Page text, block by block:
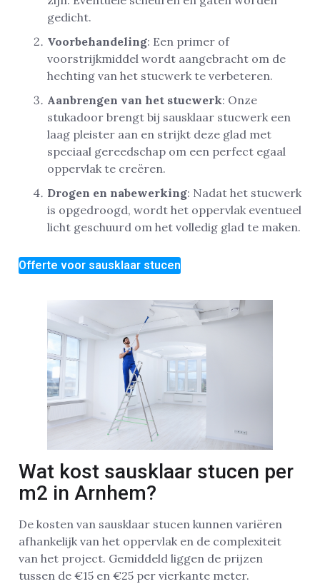
gedicht.
Voorbehandeling: Een primer of
voorstrijkmiddel wordt aangebracht om de
hechting van het stucwerk te verbeteren.
Aanbrengen van het stucwerk: Onze
stukadoor brengt bij sausklaar stucwerk een
laag pleister aan en strijkt deze glad met
speciaal gereedschap om een perfect egaal
oppervlak te creëren.
Drogen en nabewerking: Nadat het stucwerk
is opgedroogd, wordt het oppervlak eventueel
licht geschuurd om het volledig glad te maken.
Offerte voor sausklaar stucen
Wat kost sausklaar stucen per
m2 in Arnhem?
De kosten van sausklaar stucen kunnen variëren
afhankelijk van het oppervlak en de complexiteit
van het project. Gemiddeld liggen de prijzen
tussen de €15 en €25 per vierkante meter.